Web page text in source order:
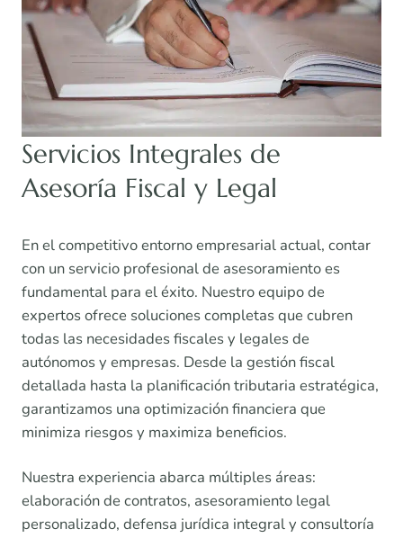
Servicios Integrales de
Asesoría Fiscal y Legal
En el competitivo entorno empresarial actual, contar
con un servicio profesional de asesoramiento es
fundamental para el éxito. Nuestro equipo de
expertos ofrece soluciones completas que cubren
todas las necesidades fiscales y legales de
autónomos y empresas. Desde la gestión fiscal
detallada hasta la planificación tributaria estratégica,
garantizamos una optimización financiera que
minimiza riesgos y maximiza beneficios.
Nuestra experiencia abarca múltiples áreas:
elaboración de contratos, asesoramiento legal
personalizado, defensa jurídica integral y consultoría